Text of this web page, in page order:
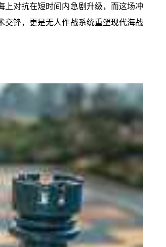
对抗在短时间内急剧升级，而这场冲
交锋，更是无人作战系统重塑现代海战